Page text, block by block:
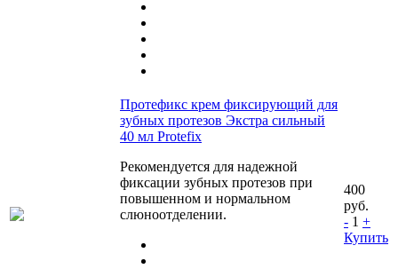
Протефикс крем фиксирующий для
зубных протезов Экстра сильный
40 мл Protefix
Рекомендуется для надежной
фиксации зубных протезов при
повышенном и нормальном
слюноотделении.
400
руб.
- 1 +
Купить